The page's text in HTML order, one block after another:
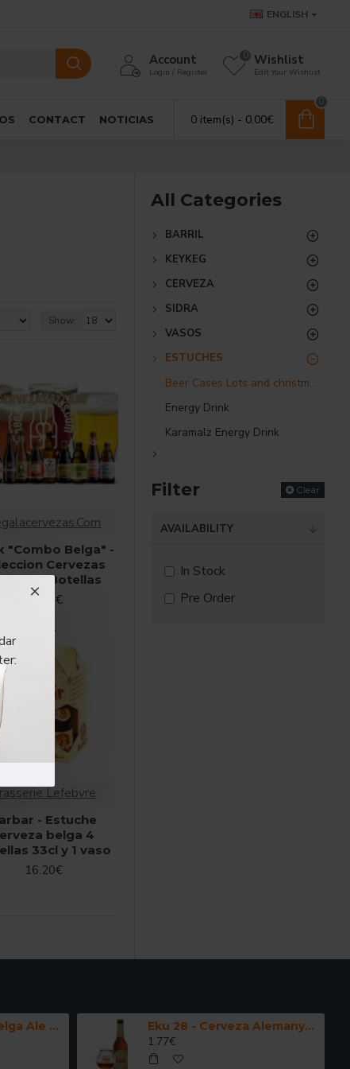
ENGLISH
Account
Login / Register
Wishlist
Edit Your Wishlist
0
CONTACT NOTICIAS 0 item(s) - 0.00€
0
Show:
"Combo Belga" -
Cervezas
10 Botellas
30.27€
Lefebvre
- Estuche
belga 4
33cl y 1 vaso
16.20€
All Categories
BARRIL
KEYKEG
CERVEZA
SIDRA
VASOS
ESTUCHES
Beer Cases Lots and christmas gifts
Energy Drink
Karamalz Energy Drink
Filter Clear
AVAILABILITY
In Stock
Pre Order
Kwak - Cerveza Belga Ale Fuerte 33 cl. Eku 28 - Cerveza Alemanya Doppelbock 33 cl.
1.77€